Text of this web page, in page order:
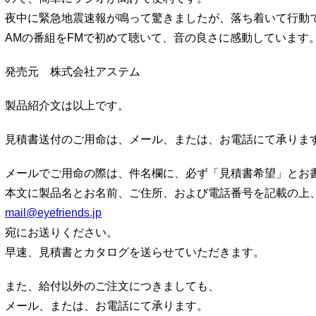
夜中に緊急地震速報が鳴って驚きましたが、落ち着いて行動
AMの番組をFMで初めて聴いて、音の良さに感動しています。
発売元 株式会社アステム
製品紹介文は以上です。
見積書送付のご用命は、メール、または、お電話にて承りま
メールでご用命の際は、件名欄に、必ず「見積書希望」とお
本文に製品名とお名前、ご住所、および電話番号を記載の上、
mail@eyefriends.jp
宛にお送りください。
早速、見積書とカタログを送らせていただきます。
また、給付以外のご注文につきましても、
メール、または、お電話にて承ります。